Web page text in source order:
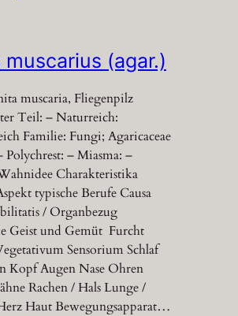
(agar.)
muscaria, Fliegenpilz
Teil: – Naturreich:
Familie: Fungi; Agaricaceae
Polychrest: – Miasma: –
Charakteristika
typische Berufe Causa
/ Organbezug
Geist und Gemüt Furcht
Sensorium Schlaf
Kopf Augen Nase Ohren
Rachen / Hals Lunge /
Haut Bewegungsapparat…